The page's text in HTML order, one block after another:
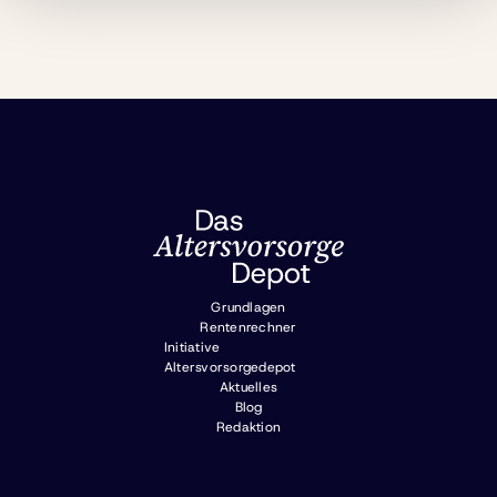
Grundlagen
Rentenrechner
Initiative
Altersvorsorgedepot
Aktuelles
Blog
Redaktion